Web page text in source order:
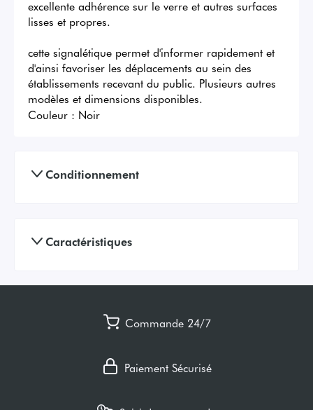
excellente adhérence sur le verre et autres surfaces
lisses et propres.
cette signalétique permet d'informer rapidement et
d'ainsi favoriser les déplacements au sein des
établissements recevant du public. Plusieurs autres
modèles et dimensions disponibles.
Couleur : Noir
Conditionnement
Caractéristiques
Commande 24/7
Paiement Sécurisé